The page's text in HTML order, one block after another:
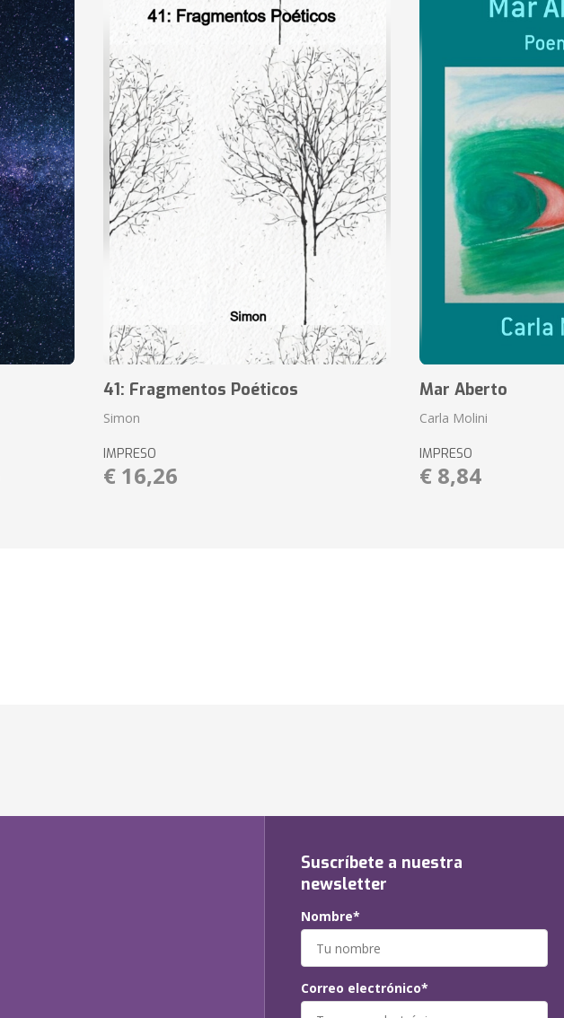
41: Fragmentos Poéticos
Simon
IMPRESO
€ 16,26
Mar Aberto
Carla Molini
IMPRESO
€ 8,84
Suscríbete a nuestra
newsletter
Nombre*
Correo electrónico*